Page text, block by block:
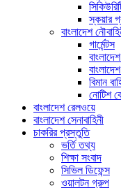
স্কয়ার
বাংলাদেশ
গার্মেন্টস
বিমান
নোটিশ
বাংলাদেশ রেলওয়ে
বাংলাদেশ সেনাবাহিনী
চাকরির প্রস্তুতি
ভর্তি তথ্য
শিক্ষা সংবাদ
সিভিল ডিফেন্স
ওয়ালটন গ্রুপ